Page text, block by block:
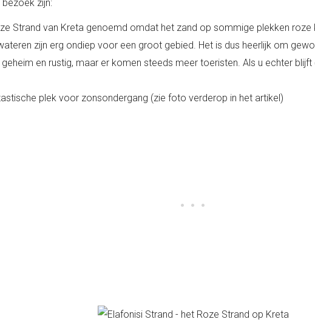
zijn:
Strand van Kreta genoemd omdat het zand op sommige plekken roze
zijn erg ondiep voor een groot gebied. Het is dus heerlijk om
en rustig, maar er komen steeds meer toeristen. Als u echter
plek voor zonsondergang (zie foto verderop in het artikel)